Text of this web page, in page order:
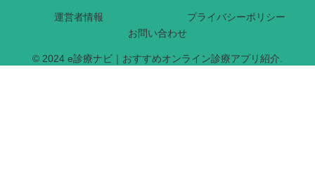
運営者情報
プライバシーポリシー
お問い合わせ
© 2024 e診療ナビ｜おすすめオンライン診療アプリ紹介.